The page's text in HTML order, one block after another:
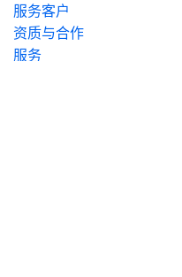
服务客户
资质与合作
服务